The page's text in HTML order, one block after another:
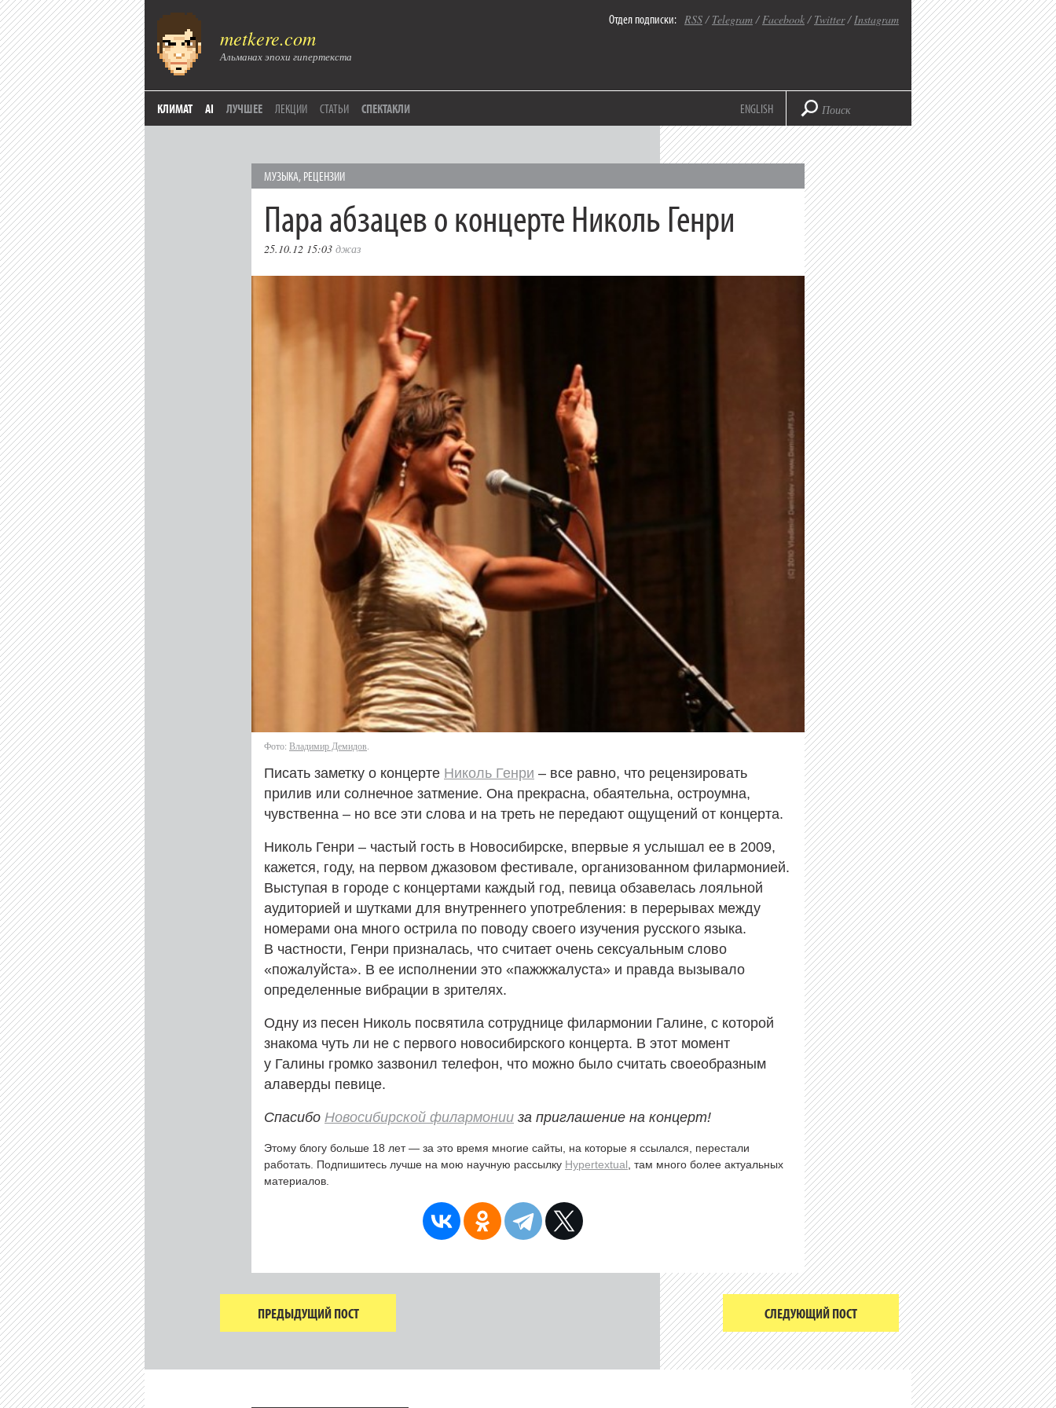
metkere.com
Альманах эпохи гипертекста
Отдел подписки: RSS/ Telegram/Facebook/ Twitter/Instagram
КЛИМАТ AI ЛУЧШЕЕ ЛЕКЦИИ СТАТЬИ СПЕКТАКЛИ ENGLISH
МУЗЫКА, РЕЦЕНЗИИ
Пара абзацев о концерте Николь Генри
25.10.12 15:03 джаз
Фото: Владимир Демидов
Писать заметку о концерте Николь Генри – все равно, что рецензировать
прилив или солнечное затмение. Она прекрасна, обаятельна, остроумна,
чувственна – но все эти слова и на треть не передают ощущений от концерта.
Николь Генри – частый гость в Новосибирске, впервые я услышал ее в 2009,
кажется, году, на первом джазовом фестивале, организованном филармонией.
Выступая в городе с концертами каждый год, певица обзавелась лояльной
аудиторией и шутками для внутреннего употребления: в перерывах между
номерами она много острила по поводу своего изучения русского языка.
В частности, Генри призналась, что считает очень сексуальным слово
«пожалуйста». В ее исполнении это «пажжжалуста» и правда вызывало
определенные вибрации в зрителях.
Одну из песен Николь посвятила сотруднице филармонии Галине, с которой
знакома чуть ли не с первого новосибирского концерта. В этот момент
у Галины громко зазвонил телефон, что можно было считать своеобразным
алаверды певице.
Спасибо Новосибирской филармонии за приглашение на концерт!
Этому блогу больше 18 лет — за это время многие сайты, на которые я ссылался, перестали
работать. Подпишитесь лучше на мою научную рассылку Hypertextual , там много более актуальных
материалов.
ПРЕДЫДУЩИЙ ПОСТ СЛЕДУЮЩИЙ ПОСТ